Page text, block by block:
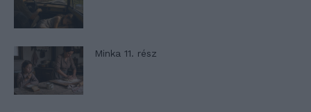
Minka 11. rész